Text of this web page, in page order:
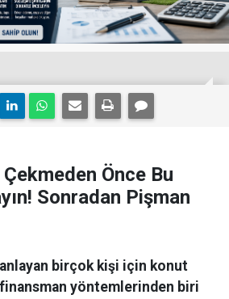
Önce Bu
Sonradan Pişman
birçok kişi için konut
yöntemlerinden biri